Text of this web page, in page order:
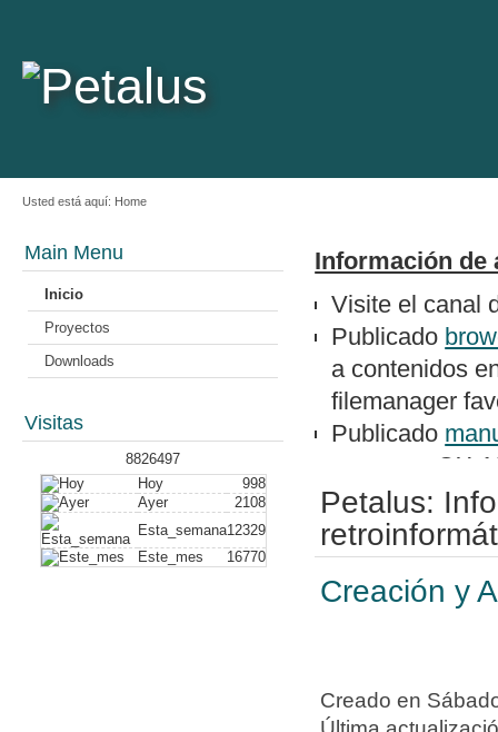
Usted está aquí: Home
Main Menu
Inicio
Proyectos
Downloads
Visitas
8826497
Hoy
998
Ayer
2108
Esta_semana12329
Este_mes
16770
Información de
Visite el canal
Publicado
a contenidos
filemanager
Publicado
un epson QX-
Nuevo
plus). Con
vídeo
hack alguno.
a un PC
Nueva política
Petalus:
Creación y
Creado en